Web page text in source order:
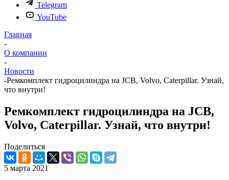
Telegram
YouTube
Главная
-
О компании
-
Новости
-Ремкомплект гидроцилиндра на JCB, Volvo, Caterpillar. Узнай,
что внутри!
Ремкомплект гидроцилиндра на JCB,
Volvo, Caterpillar. Узнай, что внутри!
Поделиться
5 марта 2021